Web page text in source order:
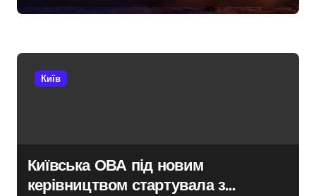
Київ
Київська ОВА під новим
керівництвом стартувала з